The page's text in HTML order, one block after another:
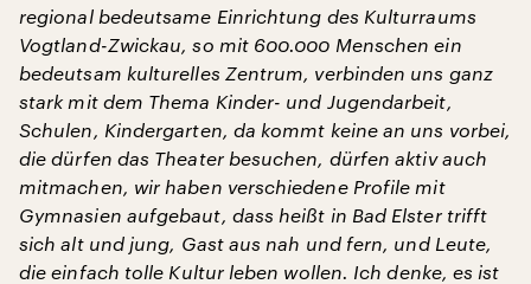
regional bedeutsame Einrichtung des Kulturraums
Vogtland-Zwickau, so mit 600.000 Menschen ein
bedeutsam kulturelles Zentrum, verbinden uns ganz
stark mit dem Thema Kinder- und Jugendarbeit,
Schulen, Kindergarten, da kommt keine an uns vorbei,
die dürfen das Theater besuchen, dürfen aktiv auch
mitmachen, wir haben verschiedene Profile mit
Gymnasien aufgebaut, dass heißt in Bad Elster trifft
sich alt und jung, Gast aus nah und fern, und Leute,
die einfach tolle Kultur leben wollen. Ich denke, es ist